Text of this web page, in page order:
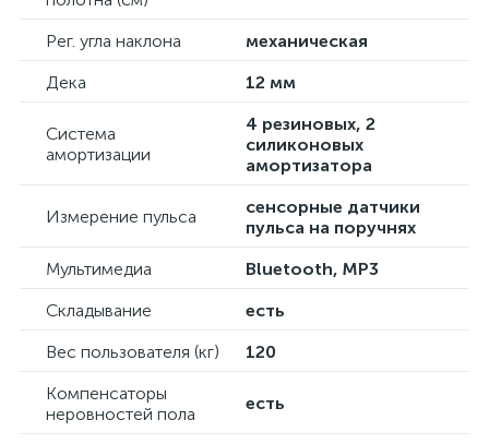
Рег. угла наклона
механическая
Дека
12 мм
Система
амортизации
4 резиновых, 2
силиконовых
амортизатора
Измерение пульса
сенсорные датчики
пульса на поручнях
Мультимедиа
Bluetooth, MP3
Складывание
есть
Вес пользователя (кг)
120
Компенсаторы
неровностей пола
есть